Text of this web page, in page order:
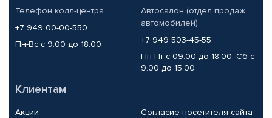
Телефон колл-центра
+7 949 00-00-550
Пн-Вс с 9.00 до 18.00
Автосалон (отдел продаж
автомобилей)
+7 949 503-45-55
Пн-Пт с 09.00 до 18.00, Сб с
9.00 до 15.00
Клиентам
Акции
Согласие посетителя сайта